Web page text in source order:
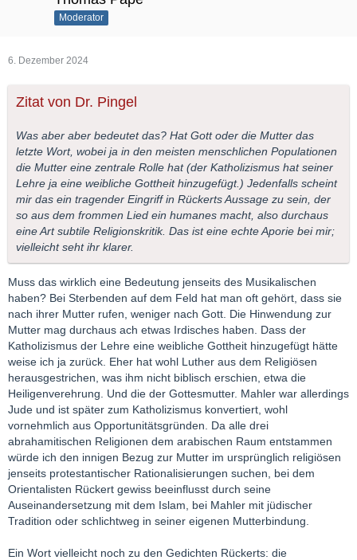
Moderator
6. Dezember 2024
Zitat von Dr. Pingel
Was aber aber bedeutet das? Hat Gott oder die Mutter das
letzte Wort, wobei ja in den meisten menschlichen Populationen
die Mutter eine zentrale Rolle hat (der Katholizismus hat seiner
Lehre ja eine weibliche Gottheit hinzugefügt.) Jedenfalls scheint
mir das ein tragender Eingriff in Rückerts Aussage zu sein, der
so aus dem frommen Lied ein humanes macht, also durchaus
eine Art subtile Religionskritik. Das ist eine echte Aporie bei mir;
vielleicht seht ihr klarer.
Muss das wirklich eine Bedeutung jenseits des Musikalischen
haben? Bei Sterbenden auf dem Feld hat man oft gehört, dass sie
nach ihrer Mutter rufen, weniger nach Gott. Die Hinwendung zur
Mutter mag durchaus ach etwas Irdisches haben. Dass der
Katholizismus der Lehre eine weibliche Gottheit hinzugefügt hätte
weise ich ja zurück. Eher hat wohl Luther aus dem Religiösen
herausgestrichen, was ihm nicht biblisch erschien, etwa die
Heiligenverehrung. Und die der Gottesmutter. Mahler war allerdings
Jude und ist später zum Katholizismus konvertiert, wohl
vornehmlich aus Opportunitätsgründen. Da alle drei
abrahamitischen Religionen dem arabischen Raum entstammen
würde ich den innigen Bezug zur Mutter im ursprünglich religiösen
jenseits protestantischer Rationalisierungen suchen, bei dem
Orientalisten Rückert gewiss beeinflusst durch seine
Auseinandersetzung mit dem Islam, bei Mahler mit jüdischer
Tradition oder schlichtweg in seiner eigenen Mutterbindung.
Ein Wort vielleicht noch zu den Gedichten Rückerts: die